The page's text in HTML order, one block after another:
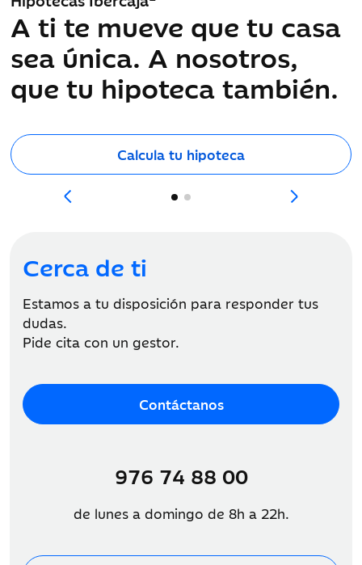
A ti te mueve que tu casa
sea única. A nosotros,
que tu hipoteca también.
Calcula tu hipoteca
Nuevo servicio Portucuenta
Libertad para tus hijos,
tranquilidad para ti
Tus hijos necesitan empezar a aprender a
Más información
Cerca de ti
Estamos a tu disposición para responder tus
dudas.
Pide cita con un gestor.
Contáctanos
976 74 88 00
de lunes a domingo de 8h a 22h.